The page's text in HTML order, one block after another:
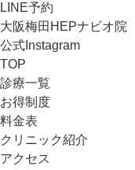
LINE予約
大阪梅田HEPナビオ院
公式Instagram
TOP
診療一覧
お得制度
料金表
クリニック紹介
アクセス